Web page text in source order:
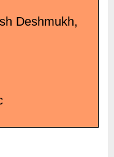
Deshmukh,